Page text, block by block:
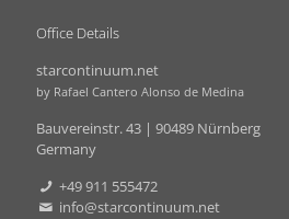
Office Details
starcontinuum.net
by Rafael Cantero Alonso de Medina
Bauvereinstr. 43 | 90489 Nürnberg
Germany
+49 911 555472
info@starcontinuum.net